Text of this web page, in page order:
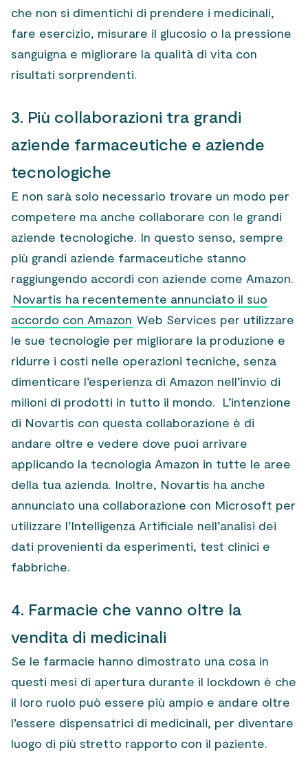
che non si dimentichi di prendere i medicinali,
fare esercizio, misurare il glucosio o la pressione
sanguigna e migliorare la qualità di vita con
risultati sorprendenti.
3. Più collaborazioni tra grandi
aziende farmaceutiche e aziende
tecnologiche
E non sarà solo necessario trovare un modo per
competere ma anche collaborare con le grandi
aziende tecnologiche. In questo senso, sempre
più grandi aziende farmaceutiche stanno
raggiungendo accordi con aziende come Amazon.
Novartis ha recentemente annunciato il suo
accordo con Amazon Web Services per utilizzare
le sue tecnologie per migliorare la produzione e
ridurre i costi nelle operazioni tecniche, senza
dimenticare l’esperienza di Amazon nell’invio di
milioni di prodotti in tutto il mondo. L’intenzione
di Novartis con questa collaborazione è di
andare oltre e vedere dove puoi arrivare
applicando la tecnologia Amazon in tutte le aree
della tua azienda. Inoltre, Novartis ha anche
annunciato una collaborazione con Microsoft per
utilizzare l’Intelligenza Artificiale nell’analisi dei
dati provenienti da esperimenti, test clinici e
fabbriche.
4. Farmacie che vanno oltre la
vendita di medicinali
Se le farmacie hanno dimostrato una cosa in
questi mesi di apertura durante il lockdown è che
il loro ruolo può essere più ampio e andare oltre
l’essere dispensatrici di medicinali, per diventare
luogo di più stretto rapporto con il paziente.